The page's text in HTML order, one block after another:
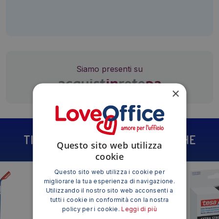
Siamo presenti su
TI POTREBBE INTERESSARE ANCHE
×
Questo sito web utilizza
cookie
Questo sito web utilizza i cookie per
migliorare la tua esperienza di navigazione.
Utilizzando il nostro sito web acconsenti a
tutti i cookie in conformità con la nostra
policy per i cookie.Leggi di più